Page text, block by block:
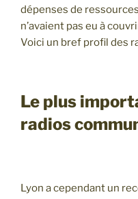
dépenses de
n’avaient pas eu à
Voici un bref profil des
Le plus
radios
Lyon a cependant un